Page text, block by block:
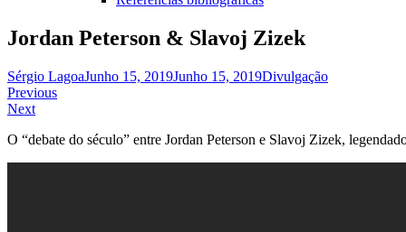
Jordan Peterson & Slavoj Zizek
Sérgio LagoaJunho 15, 2019Junho 15, 2019Divulgação
Navegação
de
artigos
Previous
Next
O “debate do século” entre Jordan Peterson e Slavoj Zizek,